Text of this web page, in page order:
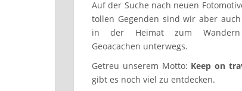
Auf der Suche nach neuen
tollen Gegenden sind wir aber
in der Heimat zum
Geoacachen unterwegs.
Getreu unserem Motto: Keep on
gibt es noch viel zu entdecken.